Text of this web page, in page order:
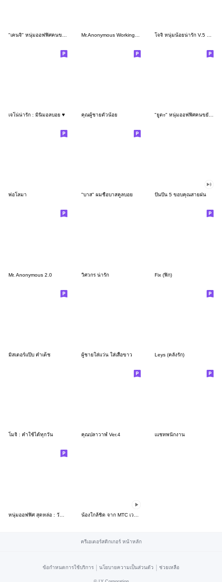
เจโน่น่ารัก : มินิมอลบอย ♥️ คุณผู้ชายตัวน้อย "ยูตะ" หนุ่มออฟฟิศคนขยัน - คำทำงานสุภาพ
พ่อโลมา "บาส" ผมชื่อบาสคูลบอย ปันปัน 5 ขอบคุณสายฝน
Mr. Anonymous 2.0 วิศวกร น่ารัก Fix (ฟิก)
มิสเตอร์แป๊บ คำเด็ช ผู้ชายใส่แว่น ใส่เสื้อขาว Leys (คลั่งรัก)
โมจิ : คำใช้ได้ทุกวัน คุณปลาวาฬ Ver.4 เแชทพนักงาน
ครีเอเตอร์สติกเกอร์ หน้าหลัก
ข้อกำหนดการใช้บริการ | นโยบายความเป็นส่วนตัว | ช่วยเหลือ